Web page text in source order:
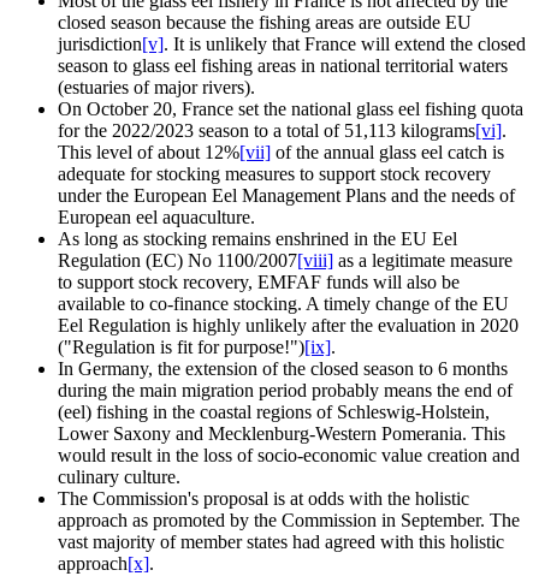
closed season because the fishing areas are outside EU
jurisdiction[v]. It is unlikely that France will extend the closed
season to glass eel fishing areas in national territorial waters
(estuaries of major rivers).
On October 20, France set the national glass eel fishing quota
for the 2022/2023 season to a total of 51,113 kilograms[vi].
This level of about 12%[vii] of the annual glass eel catch is
adequate for stocking measures to support stock recovery
under the European Eel Management Plans and the needs of
European eel aquaculture.
As long as stocking remains enshrined in the EU Eel
Regulation (EC) No 1100/2007[viii] as a legitimate measure
to support stock recovery, EMFAF funds will also be
available to co-finance stocking. A timely change of the EU
Eel Regulation is highly unlikely after the evaluation in 2020
("Regulation is fit for purpose!")[ix].
In Germany, the extension of the closed season to 6 months
during the main migration period probably means the end of
(eel) fishing in the coastal regions of Schleswig-Holstein,
Lower Saxony and Mecklenburg-Western Pomerania. This
would result in the loss of socio-economic value creation and
culinary culture.
The Commission's proposal is at odds with the holistic
approach as promoted by the Commission in September. The
vast majority of member states had agreed with this holistic
approach[x].